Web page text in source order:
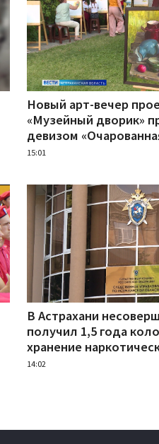
Новый арт-вечер
«Музейный дворик»
девизом
15:01
В Астрахани
получил 1,5 года
хранение
14:02